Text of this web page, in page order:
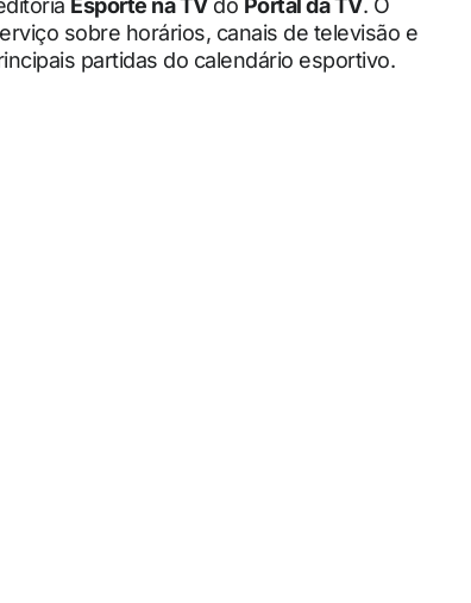
Esporte na TVdo Portal da TV. O
sobre horários, canais de televisão e
partidas do calendário esportivo.